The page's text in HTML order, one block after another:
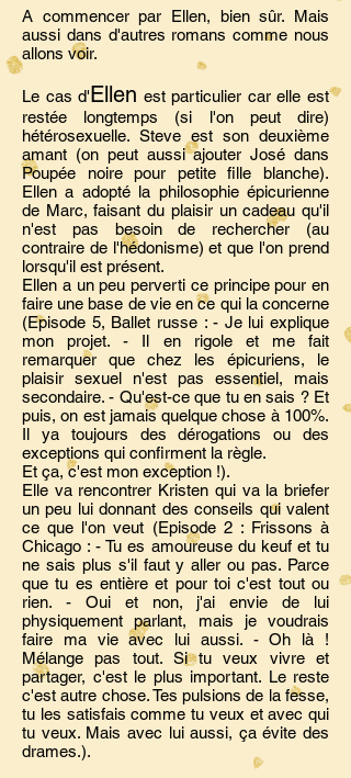
A commencer par Ellen, bien sûr. Mais
aussi dans d'autres romans comme nous
allons voir.
Le cas d'Ellen est particulier car elle est
restée longtemps (si l'on peut dire)
hétérosexuelle. Steve est son deuxième
amant (on peut aussi ajouter José dans
Poupée noire pour petite fille blanche).
Ellen a adopté la philosophie épicurienne
de Marc, faisant du plaisir un cadeau qu'il
n'est pas besoin de rechercher (au
contraire de l'hédonisme) et que l'on prend
lorsqu'il est présent.
Ellen a un peu perverti ce principe pour en
faire une base de vie en ce qui la concerne
(Episode 5, Ballet russe : - Je lui explique
mon projet. - Il en rigole et me fait
remarquer que chez les épicuriens, le
plaisir sexuel n'est pas essentiel, mais
secondaire. - Qu'est-ce que tu en sais ? Et
puis, on est jamais quelque chose à 100%.
Il ya toujours des dérogations ou des
exceptions qui confirment la règle.
Et ça, c'est mon exception !).
Elle va rencontrer Kristen qui va la briefer
un peu lui donnant des conseils qui valent
ce que l'on veut (Episode 2 : Frissons à
Chicago : - Tu es amoureuse du keuf et tu
ne sais plus s'il faut y aller ou pas. Parce
que tu es entière et pour toi c'est tout ou
rien. - Oui et non, j'ai envie de lui
physiquement parlant, mais je voudrais
faire ma vie avec lui aussi. - Oh là !
Mélange pas tout. Si tu veux vivre et
partager, c'est le plus important. Le reste
c'est autre chose. Tes pulsions de la fesse,
tu les satisfais comme tu veux et avec qui
tu veux. Mais avec lui aussi, ça évite des
drames.).